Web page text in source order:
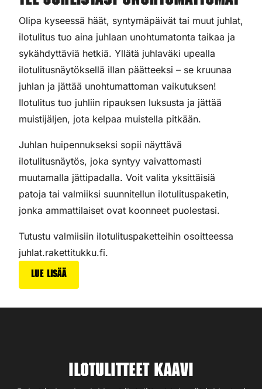
Olipa kyseessä häät, syntymäpäivät tai muut juhlat,
ilotulitus tuo aina juhlaan unohtumatonta taikaa ja
sykähdyttäviä hetkiä. Yllätä juhlaväki upealla
ilotulitusnäytöksellä illan päätteeksi – se kruunaa
juhlan ja jättää unohtumattoman vaikutuksen!
Ilotulitus tuo juhliin ripauksen luksusta ja jättää
muistijäljen, jota kelpaa muistella pitkään.
Juhlan huipennukseksi sopii näyttävä
ilotulitusnäytös, joka syntyy vaivattomasti
muutamalla jättipadalla. Voit valita yksittäisiä
patoja tai valmiiksi suunnitellun ilotulituspaketin,
jonka ammattilaiset ovat koonneet puolestasi.
Tutustu valmiisiin ilotulituspaketteihin osoitteessa
juhlat.rakettitukku.fi.
Lue lisää
Ilotulitteet Kaavi